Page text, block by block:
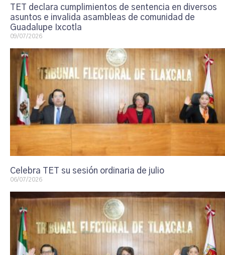
TET declara cumplimientos de sentencia en diversos
asuntos e invalida asambleas de comunidad de
Guadalupe Ixcotla
09/07/2026
Celebra TET su sesión ordinaria de julio
06/07/2026